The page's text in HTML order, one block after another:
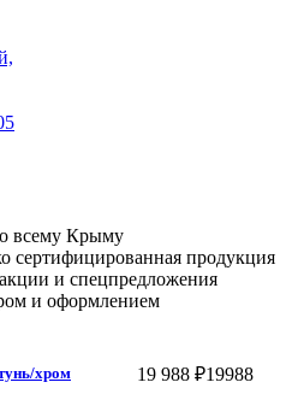
всему Крыму
сертифицированная продукция
и спецпредложения
и оформлением
хром 19 988 ₽19988